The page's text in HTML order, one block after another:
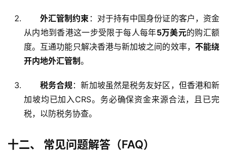
外汇管制约束 ：对于持有中国身份证的客户，资金
从内地到香港这一步受限于每人每年5万美元的购汇额
度。互通功能只解决香港与新加坡之间的效率， 不能绕
开内地外汇管制 。
税务合规：新加坡虽然是税务友好区，但香港和新
加坡均已加入CRS。务必确保资金来源合法，且已完
税，以防税务协查。
十二、 常见问题解答（FAQ）